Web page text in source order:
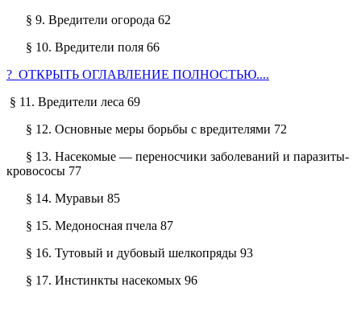
§ 9. Вредители огорода 62
§ 10. Вредители поля 66
? ОТКРЫТЬ ОГЛАВЛЕНИЕ ПОЛНОСТЬЮ....
§ 11. Вредители леса 69
§ 12. Основные меры борьбы с вредителями 72
§ 13. Насекомые — переносчики заболеваний и паразиты-
кровососы 77
§ 14. Муравьи 85
§ 15. Медоносная пчела 87
§ 16. Тутовый и дубовый шелкопряды 93
§ 17. Инстинкты насекомых 96